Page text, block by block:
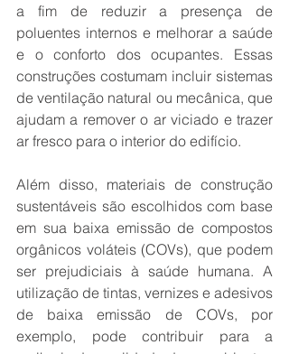
a fim de reduzir a presença de
poluentes internos e melhorar a saúde
e o conforto dos ocupantes. Essas
construções costumam incluir sistemas
de ventilação natural ou mecânica, que
ajudam a remover o ar viciado e trazer
ar fresco para o interior do edifício.
Além disso, materiais de construção
sustentáveis são escolhidos com base
em sua baixa emissão de compostos
orgânicos voláteis (COVs), que podem
ser prejudiciais à saúde humana. A
utilização de tintas, vernizes e adesivos
de baixa emissão de COVs, por
exemplo, pode contribuir para a